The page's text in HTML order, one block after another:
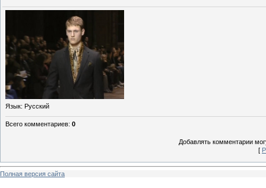
Язык: Русский
Всего комментариев: 0
Добавлять комментарии
[
Полная версия сайта